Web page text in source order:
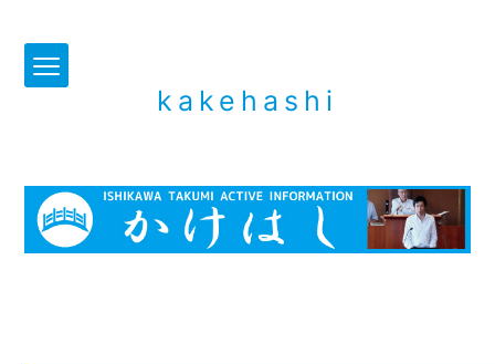
kakehashi